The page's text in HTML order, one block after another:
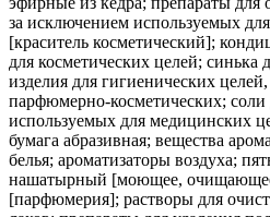
за исключением используемых
[краситель косметический];
для косметических целей; синька
изделия для гигиенических
парфюмерно-косметических;
используемых для медицинских
бумага абразивная; вещества
белья; ароматизаторы воздуха;
нашатырный [моющее, очищающее
[парфюмерия]; растворы для